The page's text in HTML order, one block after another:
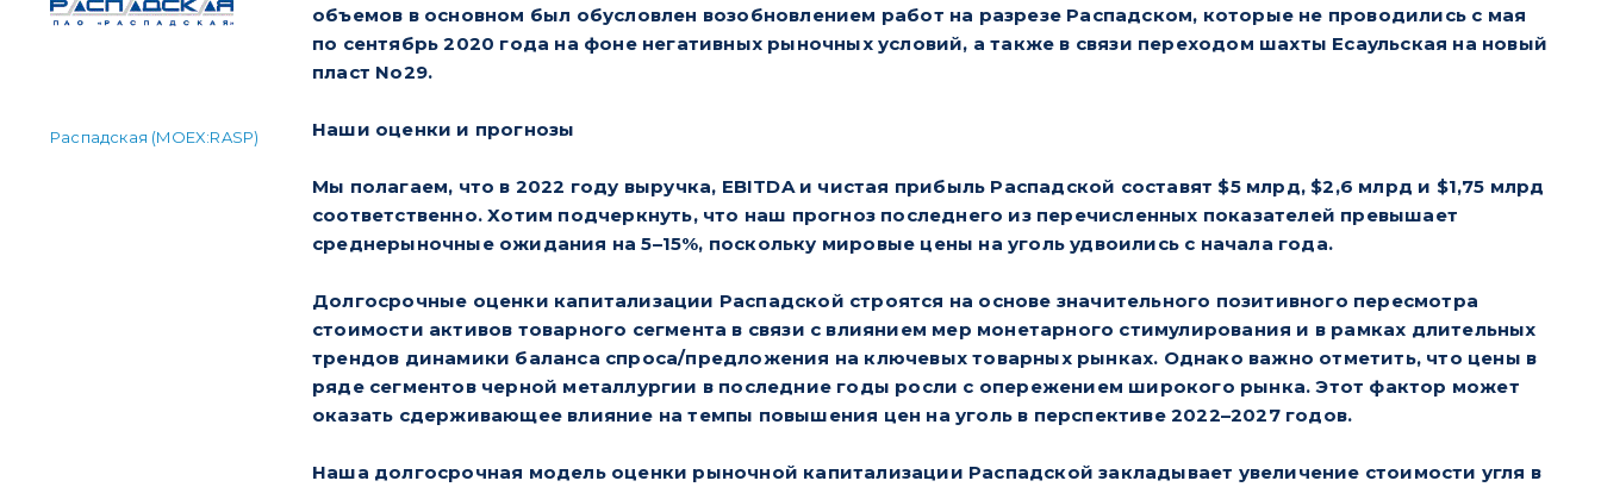
Распадская (MOEX:RASP)
объемов в основном был обусловлен возобновлением работ на разрезе Распадском, которые не проводились с мая
по сентябрь 2020 года на фоне негативных рыночных условий, а также в связи переходом шахты Есаульская на новый
пласт No29.
Наши оценки и прогнозы
Мы полагаем, что в 2022 году выручка, EBITDA и чистая прибыль Распадской составят $5 млрд, $2,6 млрд и $1,75 млрд
соответственно. Хотим подчеркнуть, что наш прогноз последнего из перечисленных показателей превышает
среднерыночные ожидания на 5–15%, поскольку мировые цены на уголь удвоились с начала года.
Долгосрочные оценки капитализации Распадской строятся на основе значительного позитивного пересмотра
стоимости активов товарного сегмента в связи с влиянием мер монетарного стимулирования и в рамках длительных
трендов динамики баланса спроса/предложения на ключевых товарных рынках. Однако важно отметить, что цены в
ряде сегментов черной металлургии в последние годы росли с опережением широкого рынка. Этот фактор может
оказать сдерживающее влияние на темпы повышения цен на уголь в перспективе 2022–2027 годов.
Наша долгосрочная модель оценки рыночной капитализации Распадской закладывает увеличение стоимости угля в